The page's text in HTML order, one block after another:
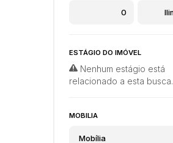
ESTÁGIO DO IMÓVEL
Nenhum estágio está
relacionado a esta busca.
MOBILIA
Mobília